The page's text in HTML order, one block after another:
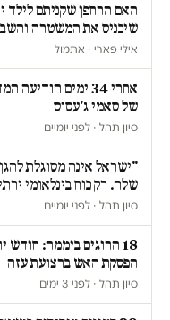
האם הרחפן שקניתם לילד
שיכניס את המשטרה
אילי פארי · אתמול
אחרי 34 ימים
של סאמי ג'עסוס
סיון תהל · לפני יומיים
"ישראל אינה מסוגלת
שלה. רק כוח בינלאומי
סיון תהל · לפני יומיים
18 הרוגים ביממה:
הפסקת האש ברצועת עזה
סיון תהל · לפני 3 ימים